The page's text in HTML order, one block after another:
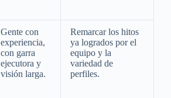
Gente con
experiencia,
con garra
ejecutora y
visión larga.
Remarcar los hitos
ya logrados por el
equipo y la
variedad de
perfiles.